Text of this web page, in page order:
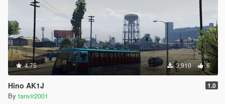
4.75 3,910 6
Hino AK1J 1.0
By tanvir2001